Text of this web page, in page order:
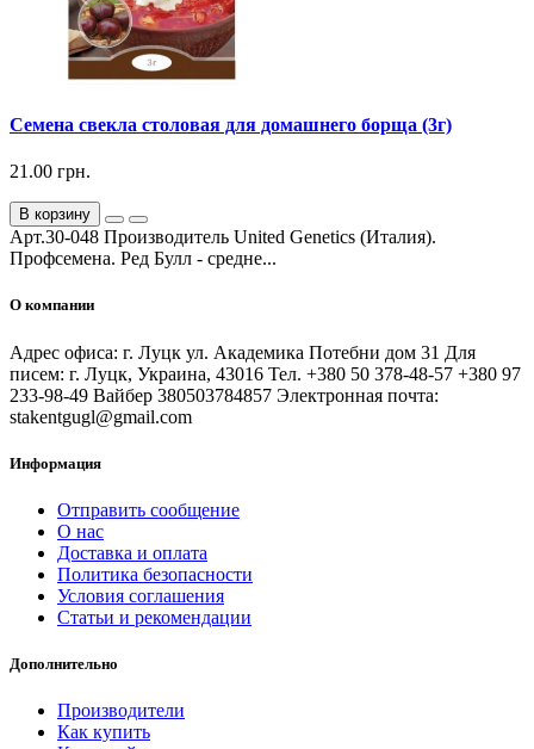
Семена свекла столовая для домашнего борща (3г)
21.00 грн.
В корзину
Арт.30-048 Производитель United Genetics (Италия).
Профсемена. Ред Булл - средне...
О компании
Адрес офиса: г. Луцк ул. Академика Потебни дом 31 Для
писем: г. Луцк, Украина, 43016 Тел. +380 50 378-48-57 +380 97
233-98-49 Вайбер 380503784857 Электронная почта:
stakentgugl@gmail.com
Информация
Отправить сообщение
О нас
Доставка и оплата
Политика безопасности
Условия соглашения
Статьи и рекомендации
Дополнительно
Производители
Как купить